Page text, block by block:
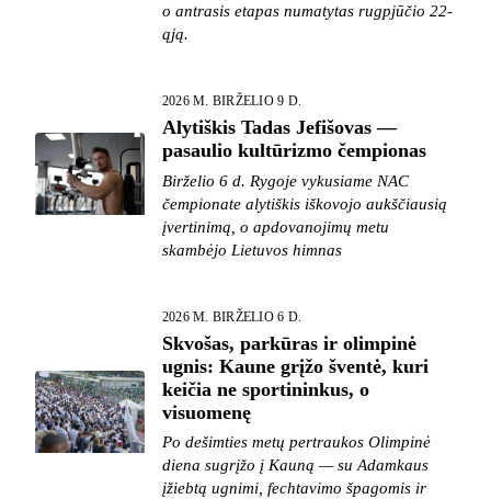
o antrasis etapas numatytas rugpjūčio 22-
ąją.
2026 M. BIRŽELIO 9 D.
Alytiškis Tadas Jefišovas —
pasaulio kultūrizmo čempionas
Birželio 6 d. Rygoje vykusiame NAC
čempionate alytiškis iškovojo aukščiausią
įvertinimą, o apdovanojimų metu
skambėjo Lietuvos himnas
2026 M. BIRŽELIO 6 D.
Skvošas, parkūras ir olimpinė
ugnis: Kaune grįžo šventė, kuri
keičia ne sportininkus, o
visuomenę
Po dešimties metų pertraukos Olimpinė
diena sugrįžo į Kauną — su Adamkaus
įžiebtą ugnimi, fechtavimo špagomis ir